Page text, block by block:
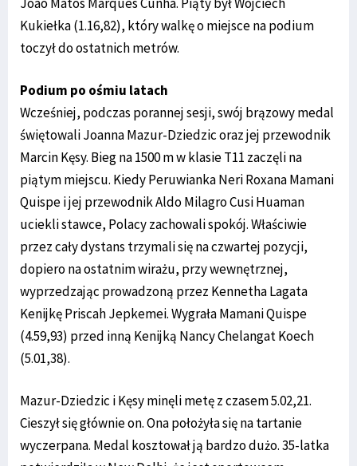
Kukiełka (1.16,82), który walkę o miejsce na podium
toczył do ostatnich metrów.
Podium po ośmiu latach
Wcześniej, podczas porannej sesji, swój brązowy medal
świętowali Joanna Mazur-Dziedzic oraz jej przewodnik
Marcin Kęsy. Bieg na 1500 m w klasie T11 zaczęli na
piątym miejscu. Kiedy Peruwianka Neri Roxana Mamani
Quispe i jej przewodnik Aldo Milagro Cusi Huaman
uciekli stawce, Polacy zachowali spokój. Właściwie
przez cały dystans trzymali się na czwartej pozycji,
dopiero na ostatnim wirażu, przy wewnętrznej,
wyprzedzając prowadzoną przez Kennetha Lagata
Kenijkę Priscah Jepkemei. Wygrała Mamani Quispe
(4.59,93) przed inną Kenijką Nancy Chelangat Koech
(5.01,38).
Mazur-Dziedzic i Kęsy minęli metę z czasem 5.02,21.
Cieszył się głównie on. Ona położyła się na tartanie
wyczerpana. Medal kosztował ją bardzo dużo. 35-latka